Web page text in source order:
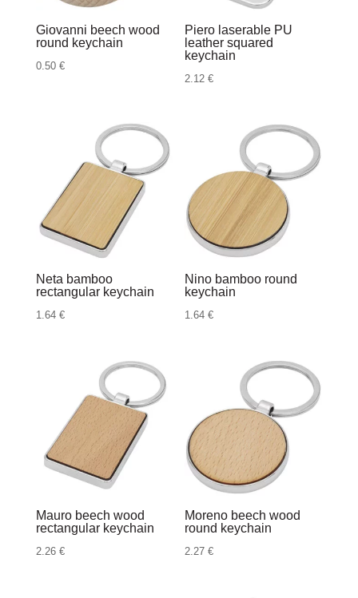
Giovanni beech wood
round keychain
0.50 €
Piero laserable PU
leather squared
keychain
2.12€
Neta bamboo
rectangular keychain
1.64 €
Nino bamboo round
keychain
1.64€
Mauro beech wood
rectangular keychain
2.26 €
Moreno beech wood
round keychain
2.27€